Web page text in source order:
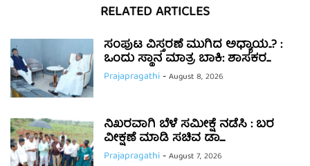
RELATED ARTICLES
ಸಂಪುಟ ವಿಸ್ತರಣೆ ಮುಗಿದ ಅಧ್ಯಾಯ..? :
ಒಂದು ಸ್ಥಾನ ಮಾತ್ರ ಬಾಕಿ: ಶಾಸಕರ...
Prajapragathi-August 8, 2026
ನಿಖರವಾಗಿ ಬೆಳೆ ಸಮೀಕ್ಷೆ ನಡೆಸಿ : ಬರ
ವೀಕ್ಷಣೆ ಮಾಡಿ ಸಚಿವ ಡಾ....
Prajapragathi-August 7, 2026